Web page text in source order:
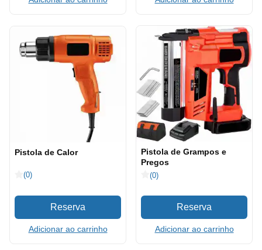
Pistola de Calor
(0)
Adicionar ao carrinho
Pistola de Grampos e
Pregos
(0)
Adicionar ao carrinho